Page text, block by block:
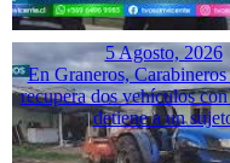
5 Agosto, 2026
En Graneros,
recupera dos vehículos
detiene a un